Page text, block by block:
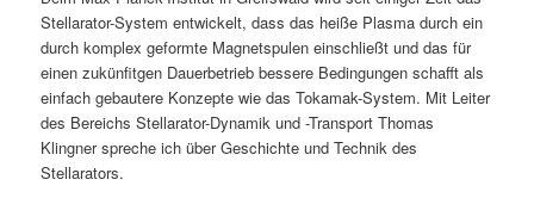
i
n
g
e
p
r
i
n
Stellarator-System entwickelt, dass das heiße Plasma durch ein
durch komplex geformte Magnetspulen einschließt und das für
einen zukünfitgen Dauerbetrieb bessere Bedingungen schafft als
einfach gebautere Konzepte wie das Tokamak-System. Mit Leiter
des Bereichs Stellarator-Dynamik und -Transport Thomas
Klingner spreche ich über Geschichte und Technik des
Stellarators.